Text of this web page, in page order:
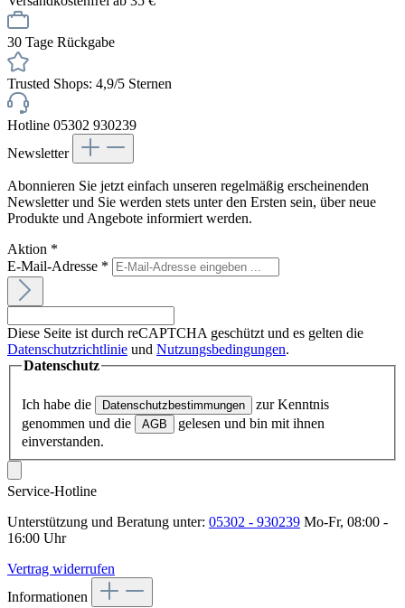
30 Tage Rückgabe
Trusted Shops: 4,9/5 Sternen
Hotline 05302 930239
Newsletter
Abonnieren Sie jetzt einfach unseren regelmäßig erscheinenden
Newsletter und Sie werden stets unter den Ersten sein, über neue
Produkte und Angebote informiert werden.
Aktion *
E-Mail-Adresse *
Diese Seite ist durch reCAPTCHA geschützt und es gelten die
Datenschutzrichtlinie und Nutzungsbedingungen.
Datenschutz
Ich habe die Datenschutzbestimmungen
zur Kenntnis
genommen und die
AGB
gelesen und bin mit ihnen
einverstanden.
Service-Hotline
Unterstützung und Beratung unter: 05302 - 930239 Mo-Fr, 08:00 -
16:00 Uhr
Vertrag widerrufen
Informationen